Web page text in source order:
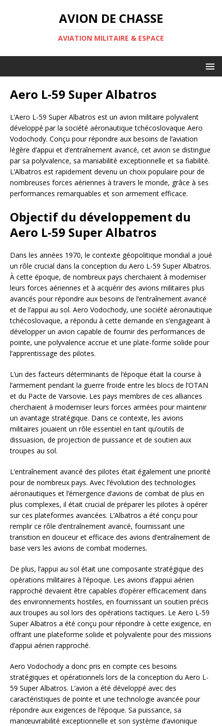
AVION DE CHASSE
AVIATION MILITAIRE & ESPACE
Aero L-59 Super Albatros
L’Aero L-59 Super Albatros est un avion militaire polyvalent
développé par la société aéronautique tchécoslovaque Aero
Vodochody. Conçu pour répondre aux besoins de l’aviation
légère d’appui et d’entraînement avancé, cet avion se distingue
par sa polyvalence, sa maniabilité exceptionnelle et sa fiabilité.
L’Albatros est rapidement devenu un choix populaire pour de
nombreuses forces aériennes à travers le monde, grâce à ses
performances remarquables et son armement efficace.
Objectif du développement du
Aero L-59 Super Albatros
Dans les années 1970, le contexte géopolitique mondial a joué
un rôle crucial dans la conception du Aero L-59 Super Albatros.
À cette époque, de nombreux pays cherchaient à moderniser
leurs forces aériennes et à acquérir des avions militaires plus
avancés pour répondre aux besoins de l’entraînement avancé
et de l’appui au sol. Aero Vodochody, une société aéronautique
tchécoslovaque, a répondu à cette demande en s’engageant à
développer un avion capable de fournir des performances de
pointe, une polyvalence accrue et une plate-forme solide pour
l’apprentissage des pilotes.
L’un des facteurs déterminants de l’époque était la course à
l’armement pendant la guerre froide entre les blocs de l’OTAN
et du Pacte de Varsovie. Les pays membres de ces alliances
cherchaient à moderniser leurs forces armées pour maintenir
un avantage stratégique. Dans ce contexte, les avions
militaires jouaient un rôle essentiel en tant qu’outils de
dissuasion, de projection de puissance et de soutien aux
troupes au sol.
L’entraînement avancé des pilotes était également une priorité
pour de nombreux pays. Avec l’évolution des technologies
aéronautiques et l’émergence d’avions de combat de plus en
plus complexes, il était crucial de préparer les pilotes à opérer
sur ces plateformes avancées. L’Albatros a été conçu pour
remplir ce rôle d’entraînement avancé, fournissant une
transition en douceur et efficace des avions d’entraînement de
base vers les avions de combat modernes.
De plus, l’appui au sol était une composante stratégique des
opérations militaires à l’époque. Les avions d’appui aérien
rapproché devaient être capables d’opérer efficacement dans
des environnements hostiles, en fournissant un soutien précis
aux troupes au sol lors des opérations tactiques. Le Aero L-59
Super Albatros a été conçu pour répondre à cette exigence, en
offrant une plateforme solide et polyvalente pour des missions
d’appui aérien rapproché.
Aero Vodochody a donc pris en compte ces besoins
stratégiques et opérationnels lors de la conception du Aero L-
59 Super Albatros. L’avion a été développé avec des
caractéristiques de pointe et une technologie avancée pour
répondre aux exigences de l’époque. Sa puissance, sa
manœuvrabilité exceptionnelle et son système d’avionique